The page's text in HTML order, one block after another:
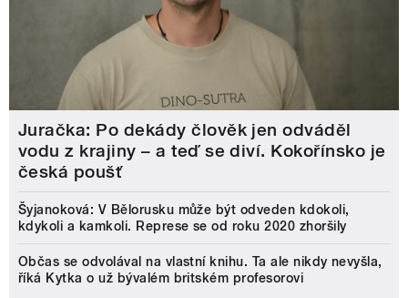
Juračka: Po dekády člověk jen odváděl
vodu z krajiny – a teď se diví. Kokořínsko je
česká poušť
Šyjanoková: V Bělorusku může být odveden kdokoli,
kdykoli a kamkoli. Represe se od roku 2020 zhoršily
Občas se odvolával na vlastní knihu. Ta ale nikdy nevyšla,
říká Kytka o už bývalém britském profesorovi